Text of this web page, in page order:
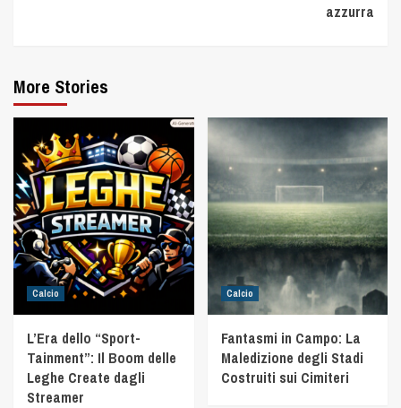
azzurra
More Stories
Calcio
L’Era dello “Sport-
Tainment”: Il Boom delle
Leghe Create dagli
Streamer
Calcio
Fantasmi in Campo: La
Maledizione degli Stadi
Costruiti sui Cimiteri